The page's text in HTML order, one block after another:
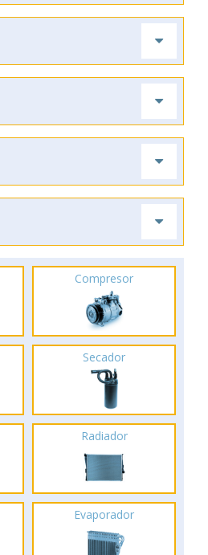
Compresor
Secador
Radiador
Evaporador